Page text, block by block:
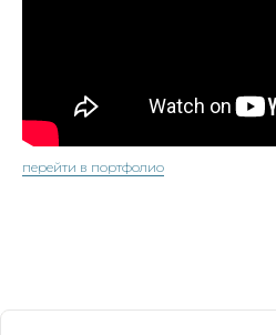
перейти в портфолио